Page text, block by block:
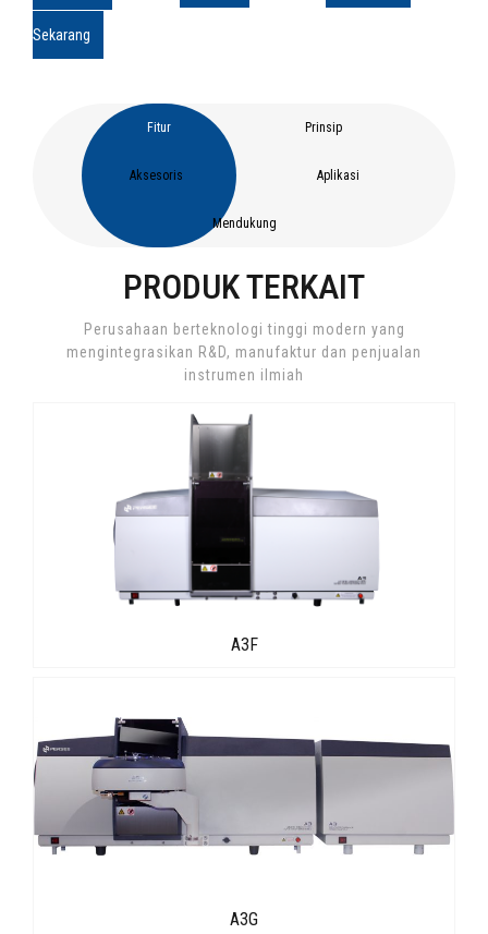
Sekarang
Fitur Prinsip
Aksesoris Aplikasi
Mendukung
PRODUK TERKAIT
Perusahaan berteknologi tinggi modern yang
mengintegrasikan R&D, manufaktur dan penjualan
instrumen ilmiah
A3F
A3G